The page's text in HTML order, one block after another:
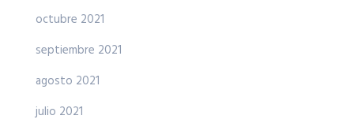
octubre 2021
septiembre 2021
agosto 2021
julio 2021